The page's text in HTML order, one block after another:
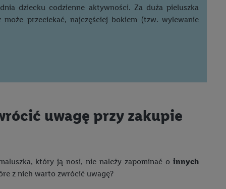
dziecku codzienne aktywności. Za duża pieluszka
może przeciekać, najczęściej bokiem (tzw. wylewanie
uwagę przy zakupie
który ją nosi, nie należy zapominać o innych
z nich warto zwrócić uwagę?
w formie słów
cyfrowego i:
ograniczonych
profili na potrzeby
reklam.